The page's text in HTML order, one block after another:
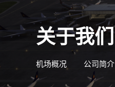
关于我们
机场概况 公司简介